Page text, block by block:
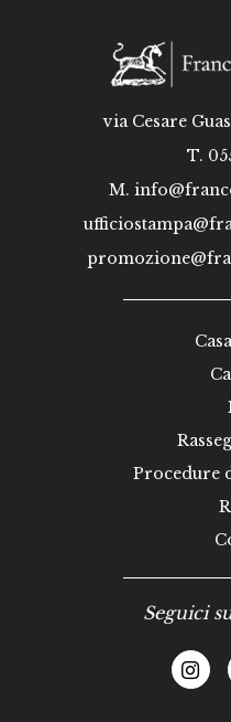
via Cesare
T.
M.
Procedure
Seguici